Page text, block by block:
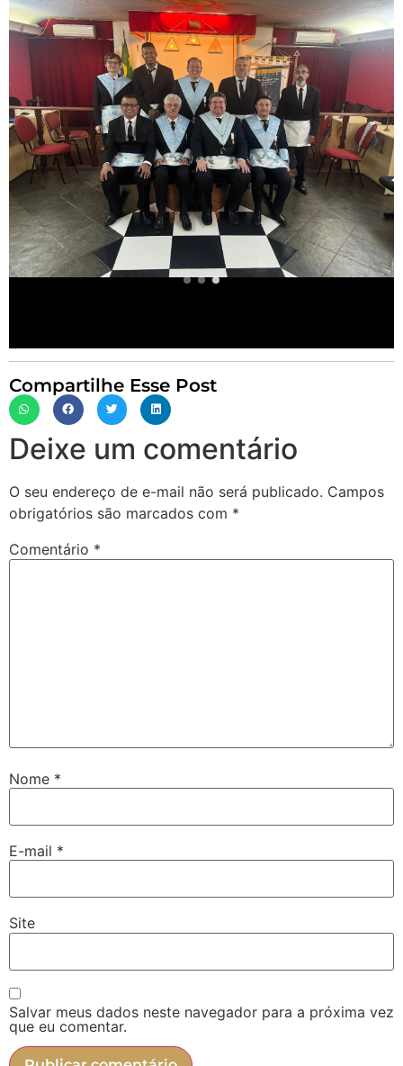
Compartilhe Esse Post
Deixe um comentário
O seu endereço de e-mail não será publicado. Campos
obrigatórios são marcados com *
Comentário *
Nome *
E-mail *
Site
Salvar meus dados neste navegador para a próxima vez
que eu comentar.